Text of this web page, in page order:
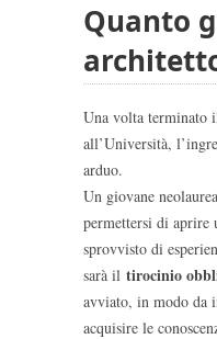
Quanto
Una volta terminato
all’Università,
arduo.
Un giovane
permettersi di aprire
sprovvisto di
sarà il tirocinio
avviato, in modo da
acquisire le